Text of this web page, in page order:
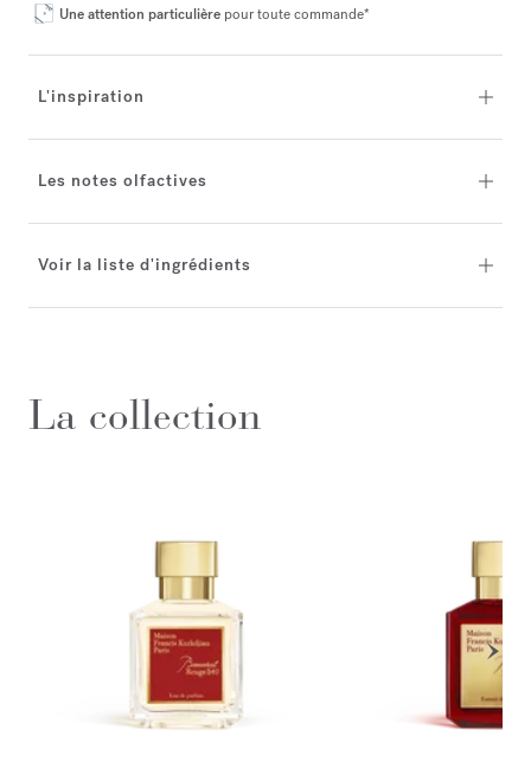
Une attention particulière pour toute commande*
L'inspiration
Les notes olfactives
Voir la liste d'ingrédients
La collection